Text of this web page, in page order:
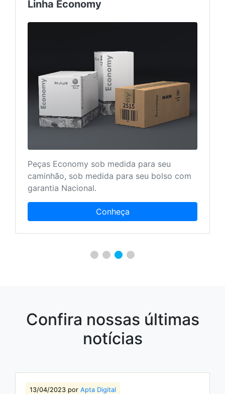
Linha Economy
Peças Economy sob medida para seu
caminhão, sob medida para seu bolso com
garantia Nacional.
Conheça
Confira nossas últimas
notícias
13/04/2023 por Apta Digital